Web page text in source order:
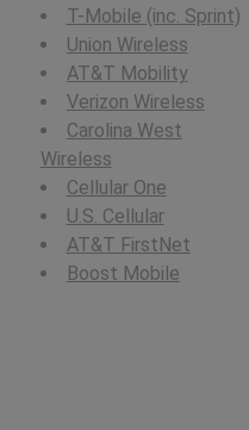
T-Mobile (inc. Sprint)
Union Wireless
AT&T Mobility
Verizon Wireless
Carolina West
Wireless
Cellular One
U.S. Cellular
AT&T FirstNet
Boost Mobile